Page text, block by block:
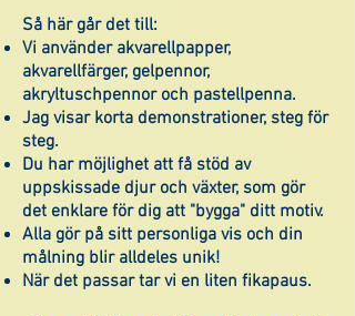
Så här går det till:
Vi använder akvarellpapper,
akvarellfärger, gelpennor,
akryltuschpennor och pastellpenna.
Jag visar korta demonstrationer, steg för
steg.
Du har möjlighet att få stöd av
uppskissade djur och växter, som gör
det enklare för dig att "bygga" ditt motiv.
Alla gör på sitt personliga vis och din
målning blir alldeles unik!
När det passar tar vi en liten fikapaus.